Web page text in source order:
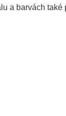
a barvách